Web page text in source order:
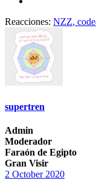
Reacciones: NZZ,
supertren
Admin
Moderador
Faraón de Egipto
Gran Visir
2 October 2020